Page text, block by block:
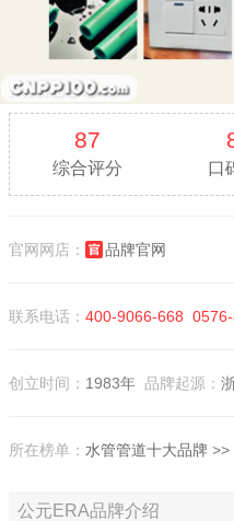
87
综合评分 口
官网网店： 品牌官网
联系电话： 400-9066-668
创立时间： 1983年 品牌起源：
所在榜单： 水管管道十大品牌 >>
公元ERA品牌介绍